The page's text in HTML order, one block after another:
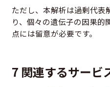
ただし、本解析は過剰代表
り、個々の遺伝子の因果的
点には留意が必要です。
7 関連するサービ